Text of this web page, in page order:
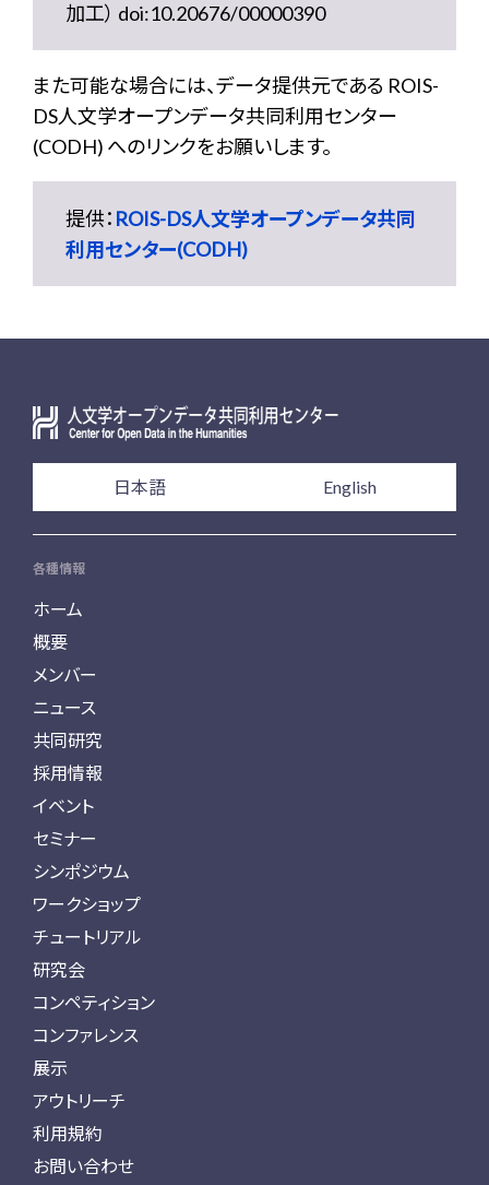
加工） doi:10.20676/00000390
また可能な場合には、データ提供元である ROIS-
DS人文学オープンデータ共同利用センター
(CODH) へのリンクをお願いします。
提供： ROIS-DS人文学オープンデータ共同
利用センター(CODH)
日本語 English
各種情報
ホーム
概要
メンバー
ニュース
共同研究
採用情報
イベント
セミナー
シンポジウム
ワークショップ
チュートリアル
研究会
コンペティション
コンファレンス
展示
アウトリーチ
利用規約
お問い合わせ